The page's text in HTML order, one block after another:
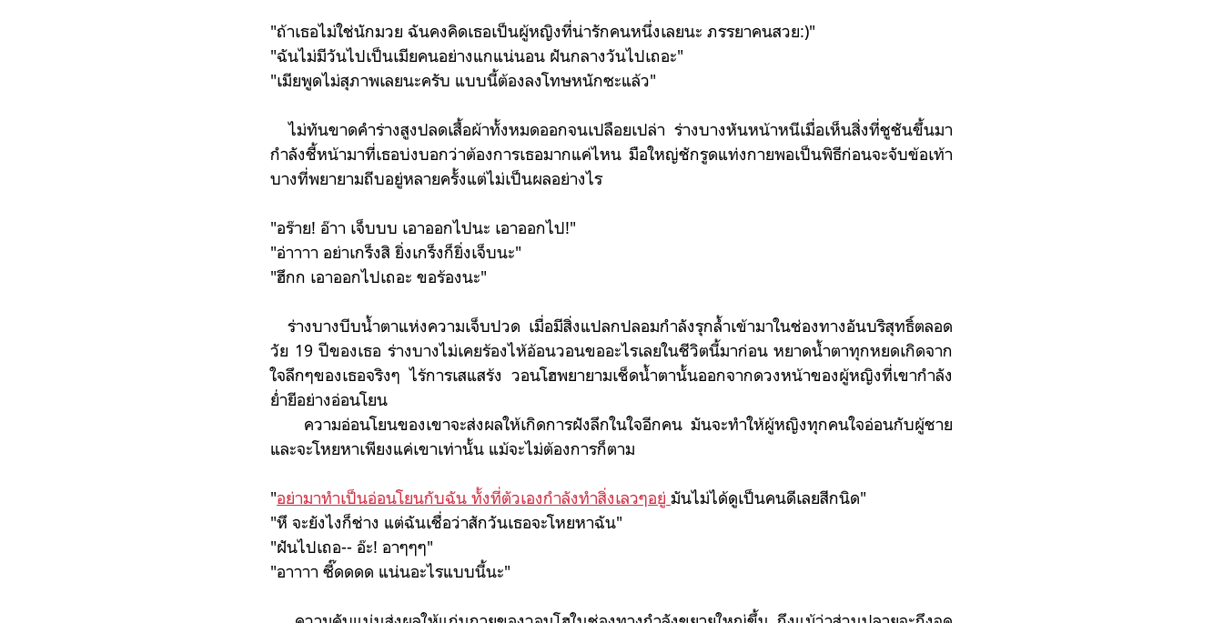
"ถ้าเธอไม่ใช่นักมวย ฉันคงคิดเธอเป็นผู้หญิงที่น่ารักคนหนึ่งเลยนะ ภรรยาคนสวย:)"
"ฉันไม่มีวันไปเป็นเมียคนอย่างแกแน่นอน ฝันกลางวันไปเถอะ"
"เมียพูดไม่สุภาพเลยนะครับ แบบนี้ต้องลงโทษหนักซะแล้ว"
ไม่ทันขาดคำร่างสูงปลดเสื้อผ้าทั้งหมดออกจนเปลือยเปล่า ร่างบางหันหน้าหนีเมื่อเห็นสิ่งที่ชูชันขึ้นมา
กำลังชี้หน้ามาที่เธอบ่งบอกว่าต้องการเธอมากแค่ไหน มือใหญ่ชักรูดแท่งกายพอเป็นพิธีก่อนจะจับข้อเท้า
บางที่พยายามถีบอยู่หลายครั้งแต่ไม่เป็นผลอย่างไร
"อร๊าย! อ๊าา เจ็บบบ เอาออกไปนะ เอาออกไป!"
"อ่าาาา อย่าเกร็งสิ ยิ่งเกร็งก็ยิ่งเจ็บนะ"
"ฮึกก เอาออกไปเถอะ ขอร้องนะ"
ร่างบางบีบน้ำตาแห่งความเจ็บปวด เมื่อมีสิ่งแปลกปลอมกำลังรุกล้ำเข้ามาในช่องทางอันบริสุทธิ์ตลอด
วัย 19 ปีของเธอ ร่างบางไม่เคยร้องไห้อ้อนวอนขออะไรเลยในชีวิตนี้มาก่อน หยาดน้ำตาทุกหยดเกิดจาก
ใจลึกๆของเธอจริงๆ ไร้การเสแสร้ง วอนโฮพยายามเช็ดน้ำตานั้นออกจากดวงหน้าของผู้หญิงที่เขากำลัง
ย่ำยีอย่างอ่อนโยน
ความอ่อนโยนของเขาจะส่งผลให้เกิดการฝังลึกในใจอีกคน มันจะทำให้ผู้หญิงทุกคนใจอ่อนกับผู้ชาย
และจะโหยหาเพียงแค่เขาเท่านั้น แม้จะไม่ต้องการก็ตาม
"อย่ามาทำเป็นอ่อนโยนกับฉัน ทั้งที่ตัวเองกำลังทำสิ่งเลวๆอยู่ มันไม่ได้ดูเป็นคนดีเลยสีกนิด"
"หึ จะยังไงก็ช่าง แต่ฉันเชื่อว่าสักวันเธอจะโหยหาฉัน"
"ฝันไปเถอ-- อ๊ะ! อาๆๆๆ"
"อาาาา ซี๊ดดดด แน่นอะไรแบบนี้นะ"